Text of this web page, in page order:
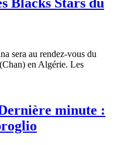
Blacks Stars du
sera au rendez-vous du
en Algérie. Les
minute :